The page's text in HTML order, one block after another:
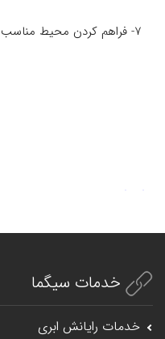
7- فراهم كردن محيط مناسب براي حضور ميهمانانمان
خدمات سیگما
خدمات رایانش ابری